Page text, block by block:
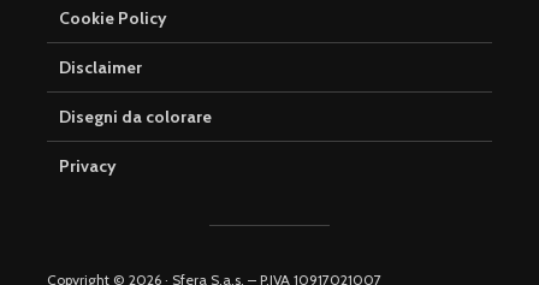
Cookie Policy
Disclaimer
Disegni da colorare
Privacy
Copyright © 2026 · Sfera S.a.s. – P.IVA 10917021007